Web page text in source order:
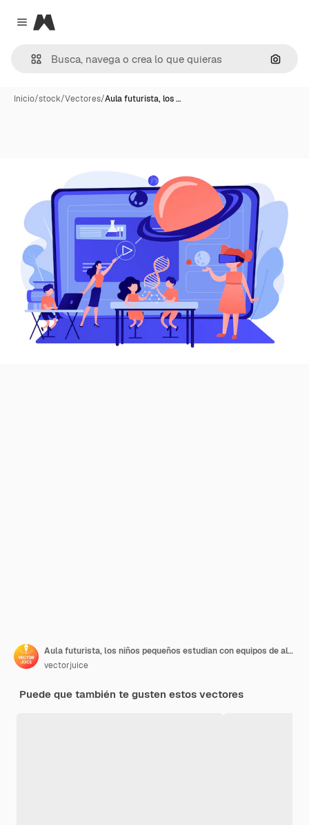
Close menu
Magnific
Inicio/stock/Vectores/Aula futurista, los …
Aula futurista, los niños pequeños estudian con equipos de alta tecnología.
vectorjuice
Puede que también te gusten estos vectores